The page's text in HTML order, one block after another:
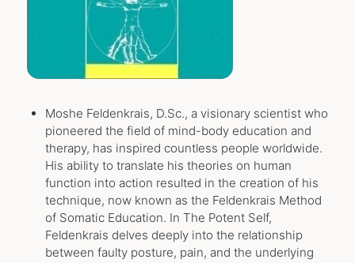
Moshe Feldenkrais, D.Sc., a visionary scientist who
pioneered the field of mind-body education and
therapy, has inspired countless people worldwide.
His ability to translate his theories on human
function into action resulted in the creation of his
technique, now known as the Feldenkrais Method
of Somatic Education. In The Potent Self,
Feldenkrais delves deeply into the relationship
between faulty posture, pain, and the underlying